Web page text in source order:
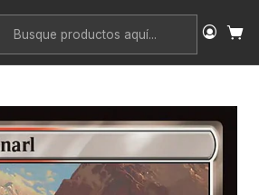
Fantasy Commander
(Surge foil) | Inglés | NM | FIC